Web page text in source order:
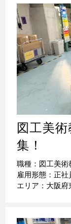
図工美
集！
職種：図工美術
雇用形態：正社
エリア：大阪府